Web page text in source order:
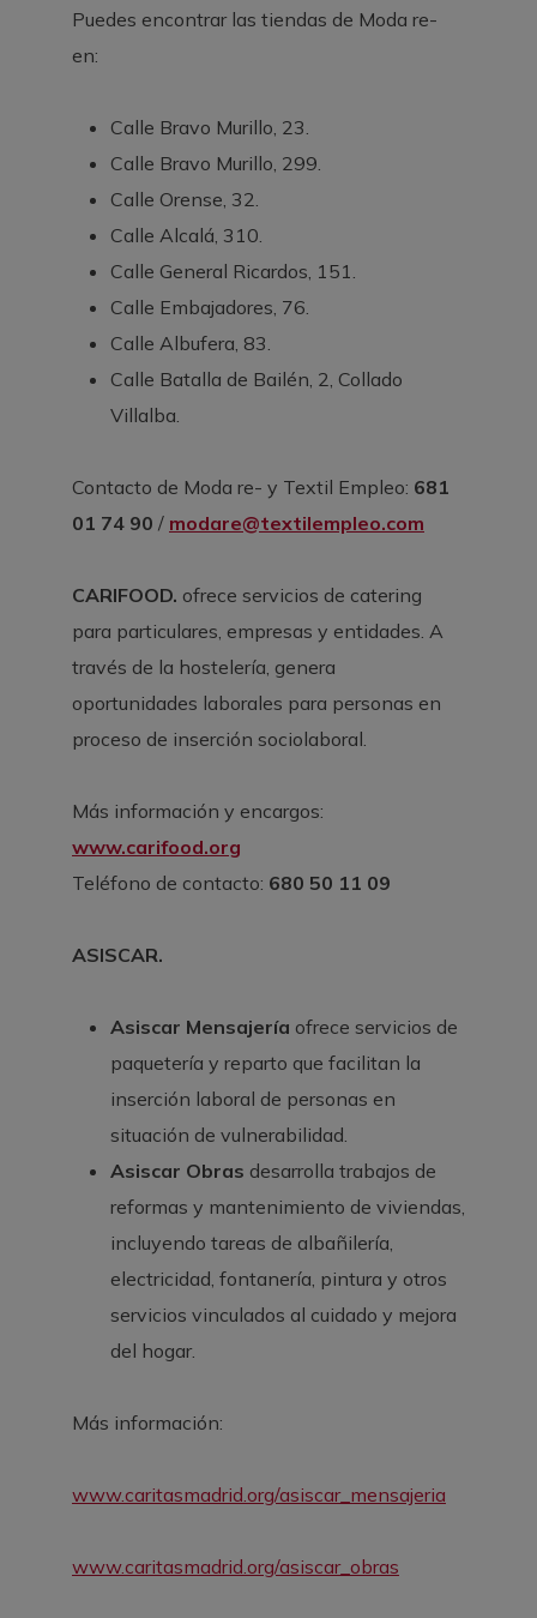
Puedes encontrar las tiendas de Moda re-
en:
Calle Bravo Murillo, 23.
Calle Bravo Murillo, 299.
Calle Orense, 32.
Calle Alcalá, 310.
Calle General Ricardos, 151.
Calle Embajadores, 76.
Calle Albufera, 83.
Calle Batalla de Bailén, 2, Collado
Villalba.
Contacto de Moda re- y Textil Empleo: 681
01 74 90 / modare@textilempleo.com
CARIFOOD. ofrece servicios de catering
para particulares, empresas y entidades. A
través de la hostelería, genera
oportunidades laborales para personas en
proceso de inserción sociolaboral.
Más información y encargos:
www.carifood.org
Teléfono de contacto: 680 50 11 09
ASISCAR.
Asiscar Mensajería ofrece servicios de
paquetería y reparto que facilitan la
inserción laboral de personas en
situación de vulnerabilidad.
Asiscar Obras desarrolla trabajos de
reformas y mantenimiento de viviendas,
incluyendo tareas de albañilería,
electricidad, fontanería, pintura y otros
servicios vinculados al cuidado y mejora
del hogar.
Más información:
www.caritasmadrid.org/asiscar_mensajeria
www.caritasmadrid.org/asiscar_obras